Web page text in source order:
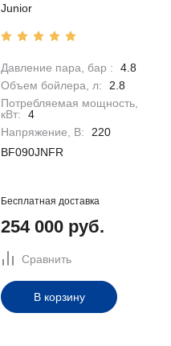
Junior
Давление пара, бар :
4.8
Объем бойлера, л:
2.8
Потребляемая мощность,
кВт:
4
Напряжение, В:
220
BF090JNFR
Бесплатная доставка
254 000 руб.
Сравнить
В корзину